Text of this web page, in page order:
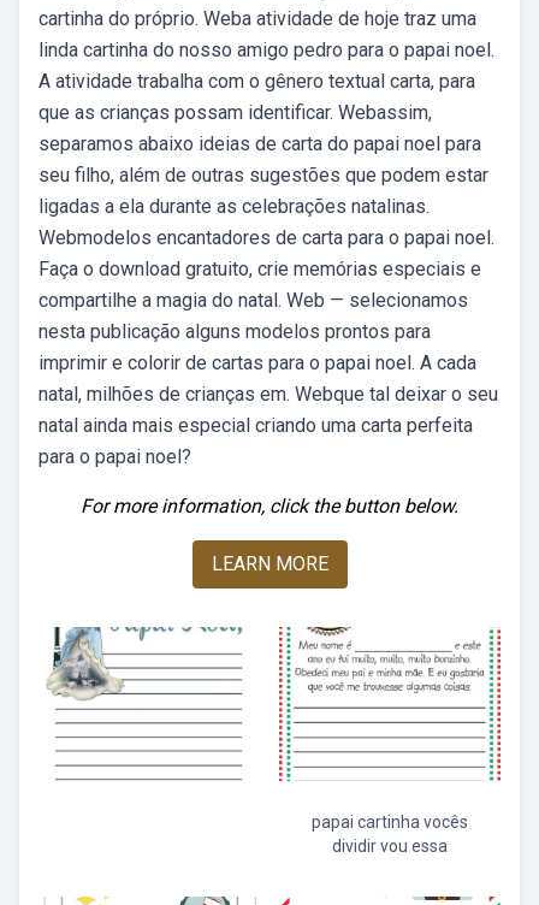
cartinha do próprio. Weba atividade de hoje traz uma
linda cartinha do nosso amigo pedro para o papai noel.
A atividade trabalha com o gênero textual carta, para
que as crianças possam identificar. Webassim,
separamos abaixo ideias de carta do papai noel para
seu filho, além de outras sugestões que podem estar
ligadas a ela durante as celebrações natalinas.
Webmodelos encantadores de carta para o papai noel.
Faça o download gratuito, crie memórias especiais e
compartilhe a magia do natal. Web — selecionamos
nesta publicação alguns modelos prontos para
imprimir e colorir de cartas para o papai noel. A cada
natal, milhões de crianças em. Webque tal deixar o seu
natal ainda mais especial criando uma carta perfeita
para o papai noel?
For more information, click the button below.
LEARN MORE
papai cartinha vocês
dividir vou essa